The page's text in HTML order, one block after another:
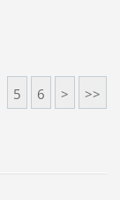
5 6 > >>